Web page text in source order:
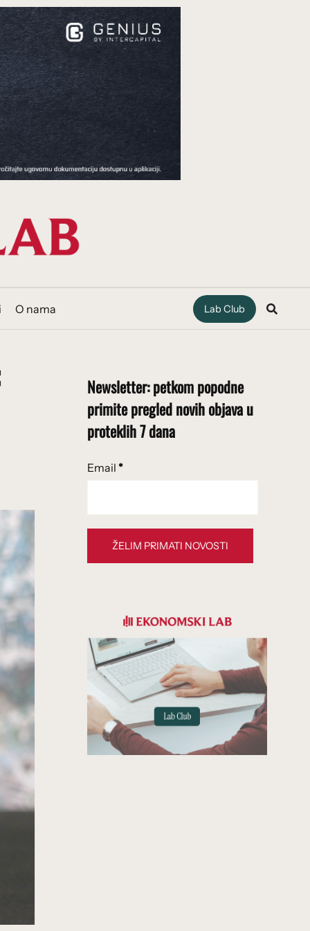
O nama Lab Club
Newsletter: petkom popodne
primite pregled novih objava u
proteklih 7 dana
Email *